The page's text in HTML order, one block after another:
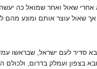
אחרי שאול ואחר שמואל כה
שאול עוצר אותם ומונע
סדיר לעם ישראל, שבראשו
בצפון ועמלק בדרום, ולכולם